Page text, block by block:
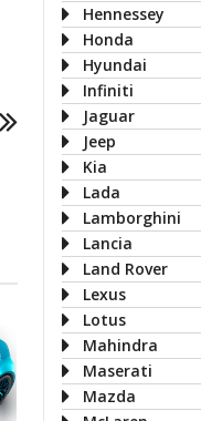
Hennessey
Honda
Hyundai
Infiniti
Jaguar
Jeep
Kia
Lada
Lamborghini
Lancia
Land Rover
Lexus
Lotus
Mahindra
Maserati
Mazda